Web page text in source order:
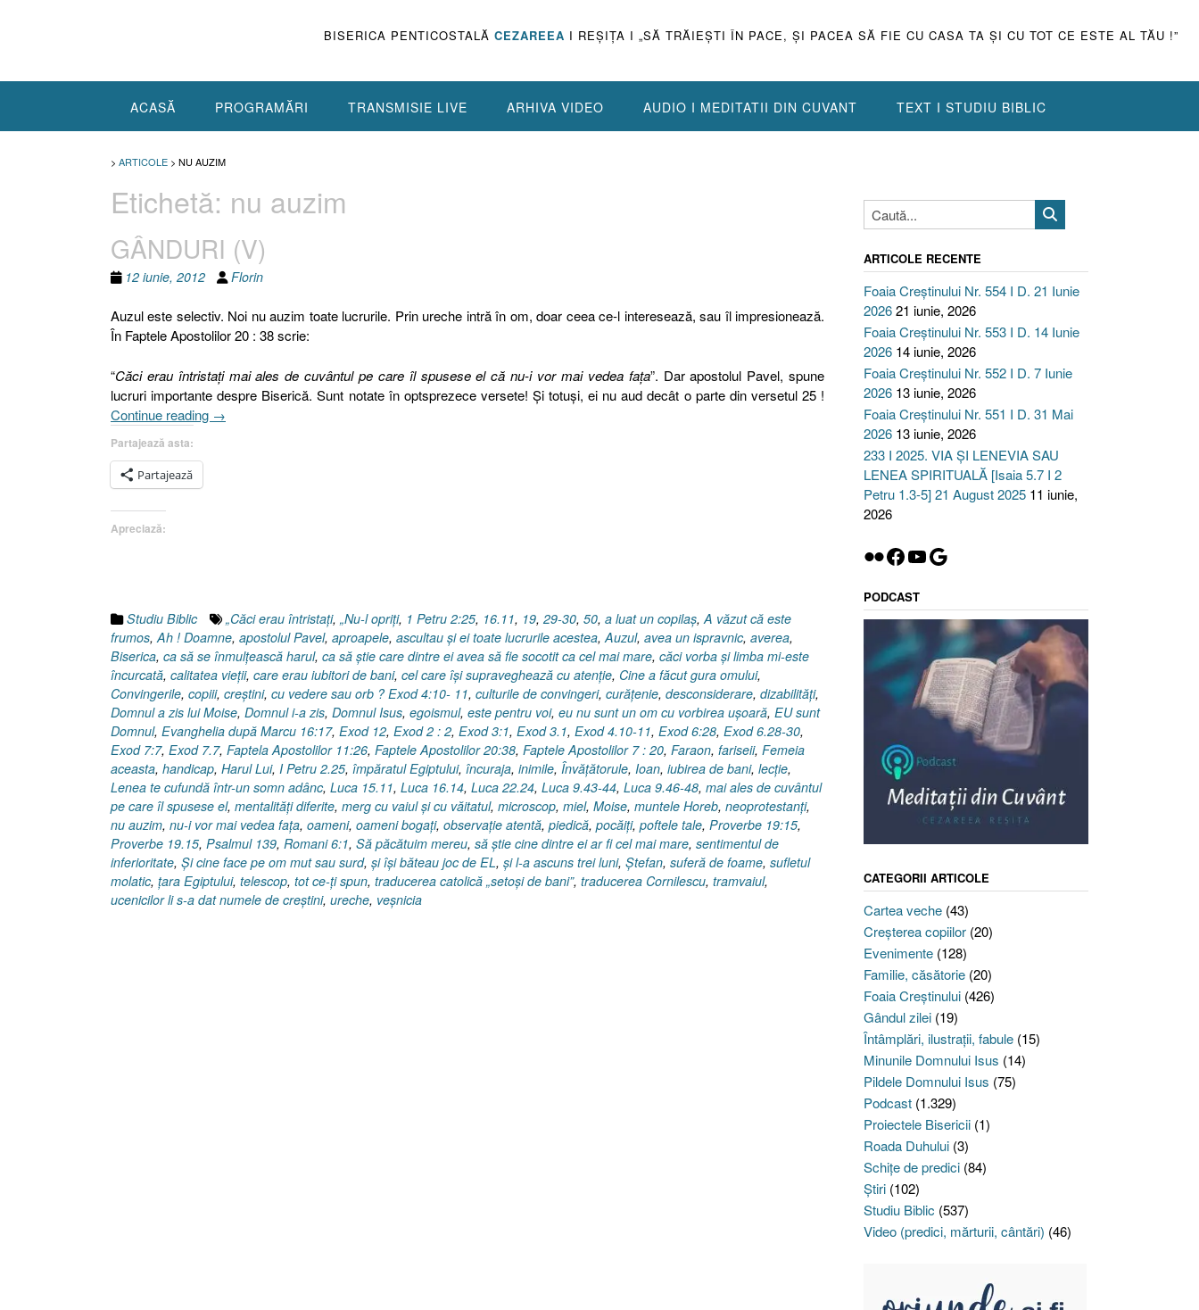
BISERICA PENTICOSTALĂ CEZAREEA I REŞIŢA I „SĂ TRĂIEŞTI ÎN PACE, ŞI PACEA SĂ FIE CU CASA TA ŞI CU TOT CE ESTE AL TĂU !”
ACASĂ PROGRAMĂRI TRANSMISIE LIVE ARHIVA VIDEO AUDIO I MEDITATII DIN CUVANT TEXT I STUDIU BIBLIC
> ARTICOLE > NU AUZIM
Etichetă: nu auzim
GÂNDURI (V)
12 iunie, 2012 Florin
Auzul este selectiv. Noi nu auzim toate lucrurile. Prin ureche intră în om, doar ceea ce-l interesează, sau îl impresionează.
În Faptele Apostolilor 20 : 38 scrie:
“Căci erau întristaţi mai ales de cuvântul pe care îl spusese el că nu-i vor mai vedea faţa”. Dar apostolul Pavel, spune
lucruri importante despre Biserică. Sunt notate în optsprezece versete! Şi totuşi, ei nu aud decât o parte din versetul 25 !
Continue reading „GÂNDURI
→
Partajează asta:
Partajează
Apreciază:
Studiu Biblic „Căci erau întristaţi, „Nu-l opriţi, 1 Petru 2:25, 16.11, 19, 29-30, 50, a luat un copilaş, A văzut că este
frumos, Ah ! Doamne, apostolul Pavel, aproapele, ascultau şi ei toate lucrurile acestea, Auzul, avea un ispravnic, averea,
Biserica, ca să se înmulţească harul, ca să ştie care dintre ei avea să fie socotit ca cel mai mare, căci vorba şi limba mi-este
încurcată, calitatea vieţii, care erau iubitori de bani, cel care îşi supraveghează cu atenţie, Cine a făcut gura omului,
Convingerile, copiii, creştini, cu vedere sau orb ? Exod 4:10- 11, culturile de convingeri, curăţenie, desconsiderare, dizabilităţi,
Domnul a zis lui Moise, Domnul i-a zis, Domnul Isus, egoismul, este pentru voi, eu nu sunt un om cu vorbirea uşoară, EU sunt
Domnul, Evanghelia după Marcu 16:17, Exod 12, Exod 2 : 2, Exod 3:1, Exod 3.1, Exod 4.10-11, Exod 6:28, Exod 6.28-30,
Exod 7:7, Exod 7.7, Faptela Apostolilor 11:26, Faptele Apostolilor 20:38, Faptele Apostolilor 7 : 20, Faraon, fariseii, Femeia
aceasta, handicap, Harul Lui, I Petru 2.25, împăratul Egiptului, încuraja, inimile, Învăţătorule, Ioan, iubirea de bani, lecţie,
Lenea te cufundă într-un somn adânc, Luca 15.11, Luca 16.14, Luca 22.24, Luca 9.43-44, Luca 9.46-48, mai ales de cuvântul
pe care îl spusese el, mentalităţi diferite, merg cu vaiul şi cu văitatul, microscop, miel, Moise, muntele Horeb, neoprotestanţi,
nu auzim, nu-i vor mai vedea faţa, oameni, oameni bogaţi, observaţie atentă, piedică, pocăiţi, poftele tale, Proverbe 19:15,
Proverbe 19.15, Psalmul 139, Romani 6:1, Să păcătuim mereu, să ştie cine dintre ei ar fi cel mai mare, sentimentul de
inferioritate, Şi cine face pe om mut sau surd, şi îşi băteau joc de EL, şi l-a ascuns trei luni, Ştefan, suferă de foame, sufletul
molatic, ţara Egiptului, telescop, tot ce-ţi spun, traducerea catolică „setoşi de bani”, traducerea Cornilescu, tramvaiul,
ucenicilor li s-a dat numele de creştini, ureche, veşnicia
ARTICOLE RECENTE
Foaia Creștinului Nr. 554 I D. 21 Iunie
202621 iunie, 2026
Foaia Creștinului Nr. 553 I D. 14 Iunie
2026 14 iunie, 2026
Foaia Creștinului Nr. 552 I D. 7 Iunie
2026 13 iunie, 2026
Foaia Creștinului Nr. 551 I D. 31 Mai
2026 13 iunie, 2026
233 I 2025. VIA ȘI LENEVIA SAU
LENEA SPIRITUALĂ [Isaia 5.7 I 2
Petru 1.3-5] 21 August 2025 11 iunie,
2026
Flickr
Facebook
YouTube
Google
PODCAST
CATEGORII ARTICOLE
Cartea veche(43)
Creşterea copiilor(20)
Evenimente(128)
Familie, căsătorie(20)
Foaia Creştinului(426)
Gândul zilei(19)
Întâmplări, ilustraţii, fabule(15)
Minunile Domnului Isus (14)
Pildele Domnului Isus (75)
Podcast(1.329)
Proiectele Bisericii(1)
Roada Duhului(3)
Schiţe de predici(84)
Ştiri(102)
Studiu Biblic (537)
Video (predici, mărturii, cântări) (46)